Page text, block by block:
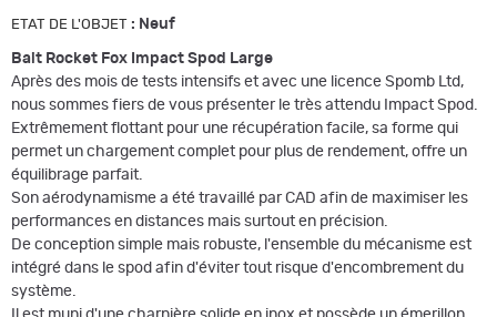
ETAT DE L'OBJET : Neuf
Bait Rocket Fox Impact Spod Large
Après des mois de tests intensifs et avec une licence Spomb Ltd,
nous sommes fiers de vous présenter le très attendu Impact Spod.
Extrêmement flottant pour une récupération facile, sa forme qui
permet un chargement complet pour plus de rendement, offre un
équilibrage parfait.
Son aérodynamisme a été travaillé par CAD afin de maximiser les
performances en distances mais surtout en précision.
De conception simple mais robuste, l'ensemble du mécanisme est
intégré dans le spod afin d'éviter tout risque d'encombrement du
système.